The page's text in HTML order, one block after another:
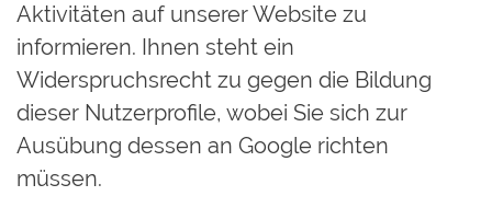
Aktivitäten auf unserer Website zu
informieren. Ihnen steht ein
Widerspruchsrecht zu gegen die Bildung
dieser Nutzerprofile, wobei Sie sich zur
Ausübung dessen an Google richten
müssen.